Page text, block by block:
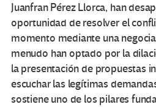
Juanfran Pérez Llorca, han
oportunidad de resolver el
momento mediante una
menudo han optado por la
la presentación de propuestas
escuchar las legítimas
sostiene uno de los pilares